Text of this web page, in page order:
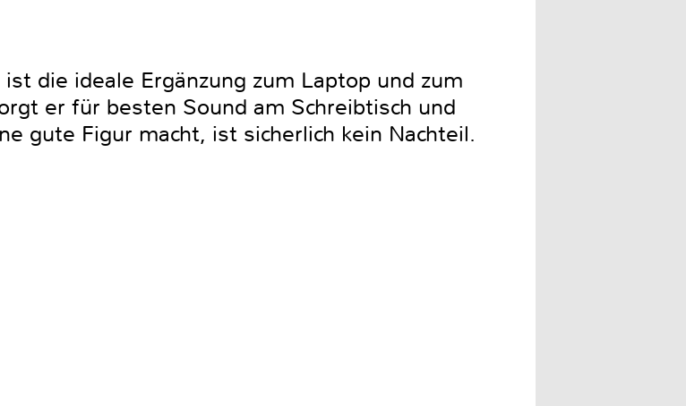
die ideale Ergänzung zum Laptop und zum
er für besten Sound am Schreibtisch und
gute Figur macht, ist sicherlich kein Nachteil.